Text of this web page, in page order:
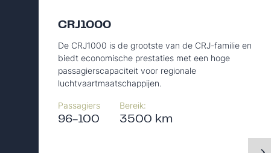
CRJ1000
De CRJ1000 is de grootste van de CRJ-familie en
biedt economische prestaties met een hoge
passagierscapaciteit voor regionale
luchtvaartmaatschappijen.
Passagiers
96-100
Bereik:
3500 km